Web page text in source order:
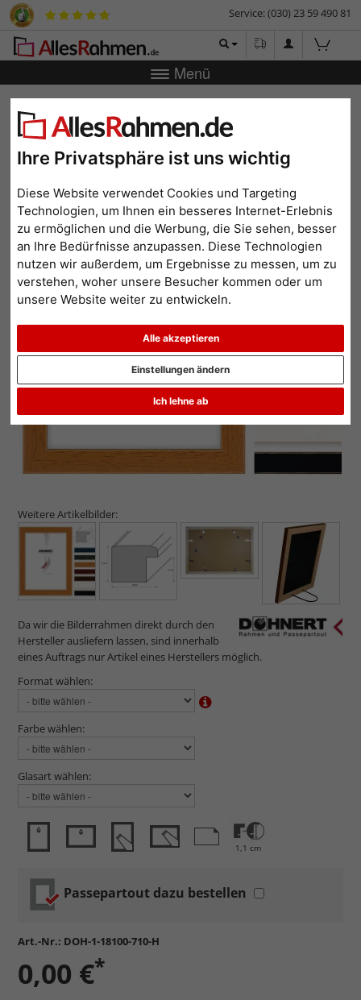
Ihre Privatsphäre ist uns wichtig
Diese Website verwendet Cookies und Targeting
Technologien, um Ihnen ein besseres Internet-Erlebnis
zu ermöglichen und die Werbung, die Sie sehen, besser
an Ihre Bedürfnisse anzupassen. Diese Technologien
nutzen wir außerdem, um Ergebnisse zu messen, um zu
verstehen, woher unsere Besucher kommen oder um
unsere Website weiter zu entwickeln.
Alle akzeptieren
Ich lehne ab
Einstellungen ändern
Service: (030) 23 59 490 81
Menü
Holz
Holzrahmen Chancery Lane
Holzrahmen Chancery Lane
Weitere Artikelbilder:
Da wir die Bilderrahmen direkt durch den
Hersteller ausliefern lassen, sind innerhalb
eines Auftrags nur Artikel eines Herstellers möglich.
Format wählen:
Farbe wählen:
Glasart wählen:
1,1 cm
Passepartout dazu bestellen
Art.-Nr.: DOH-1-18100-710-H
0,00 €*